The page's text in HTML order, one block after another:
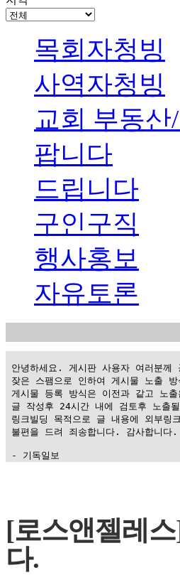
목회자청빙
사역자청빙
교회 부동산
팝니다
드립니다
구인구직
행사홍보
자유토론
안녕하세요. 게시판 사용자 여러분께
잦은 스팸으로 인하여 게시물 노출
게시물 등록 방식은 이전과 같고 노
글 작성후 24시간 내에 검토후 노출
링크빌딩 목적으로 글 내용에 외부링
불편을 드려 죄송합니다. 감사합니다.
- 기독일보
남
찾
기
은
[로스앤젤레
다.